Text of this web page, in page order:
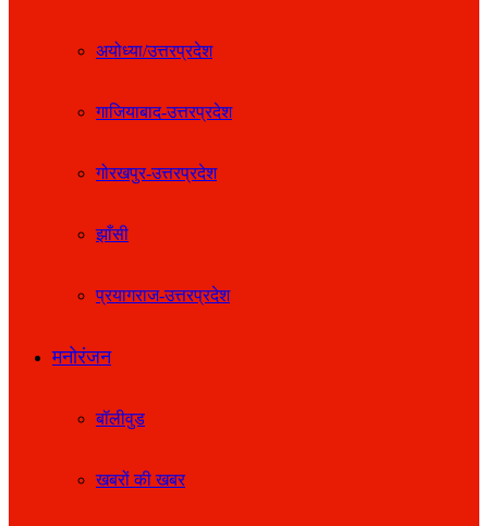
अयोध्या/उत्तरप्रदेश
गाजियाबाद-उत्तरप्रदेश
गोरखपुर-उत्तरप्रदेश
झाँसी
प्रयागराज-उत्तरप्रदेश
मनोरंजन
बॉलीवुड
खबरों की खबर